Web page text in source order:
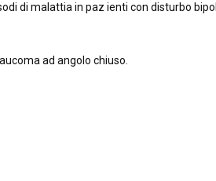
di malattia in paz ienti con disturbo
ad angolo chiuso.